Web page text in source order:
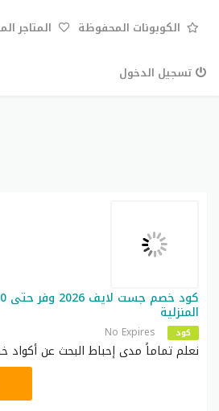
الكوبونات المحفوظة المتاجر
تسجيل الدخول
المنزلية
كود No Expires
نعلم تماماً مدى إحباط البحث عن أكواد